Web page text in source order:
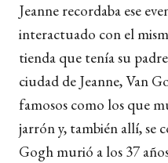
Jeanne recordaba ese
interactuado con el
tienda que tenía su
ciudad de Jeanne, Van
famosos como los que
jarrón y, también allí, se
Gogh murió a los 37